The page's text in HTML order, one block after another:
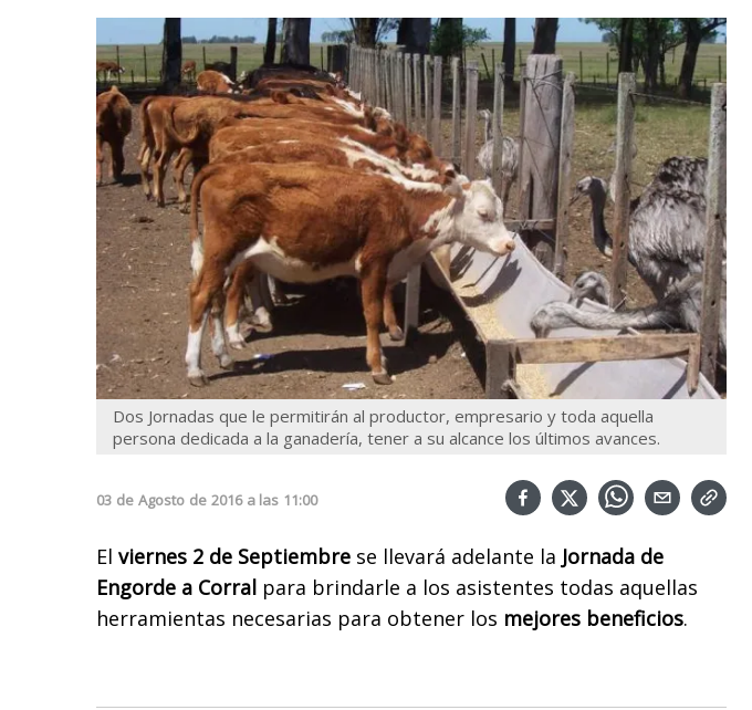
Dos Jornadas que le permitirán al productor, empresario y toda aquella
persona dedicada a la ganadería, tener a su alcance los últimos avances.
03 de Agosto de 2016 a las 11:00
El viernes 2 de Septiembre se llevará adelante la Jornada de
Engorde a Corral para brindarle a los asistentes todas aquellas
herramientas necesarias para obtener los mejores beneficios.